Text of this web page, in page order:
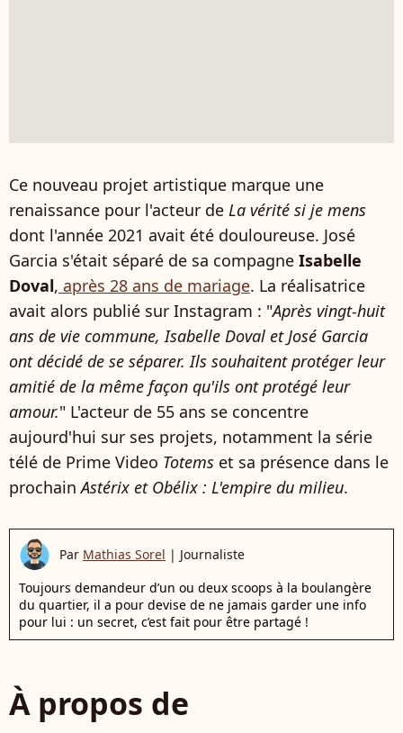
Ce nouveau projet artistique marque une
renaissance pour l'acteur de La vérité si je mens
dont l'année 2021 avait été douloureuse. José
Garcia s'était séparé de sa compagne Isabelle
Doval, après 28 ans de mariage. La réalisatrice
avait alors publié sur Instagram : "Après vingt-huit
ans de vie commune, Isabelle Doval et José Garcia
ont décidé de se séparer. Ils souhaitent protéger leur
amitié de la même façon qu'ils ont protégé leur
amour." L'acteur de 55 ans se concentre
aujourd'hui sur ses projets, notamment la série
télé de Prime Video Totems et sa présence dans le
prochainAstérix et Obélix : L'empire du milieu.
Par Mathias Sorel | Journaliste
Toujours demandeur d’un ou deux scoops à la boulangère
du quartier, il a pour devise de ne jamais garder une info
pour lui : un secret, c’est fait pour être partagé !
À propos de